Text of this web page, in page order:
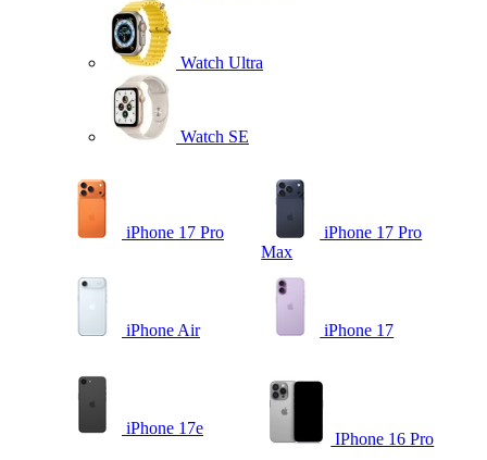
Watch Ultra
Watch SE
iPhone 17 Pro
iPhone 17 Pro
Max
iPhone Air iPhone 17
iPhone 17e
IPhone 16 Pro